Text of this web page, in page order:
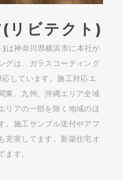
リビテクト)
神奈川県横浜市に本社が
グは、ガラスコーティング
しています。施工対応エ
東、九州、沖縄エリア全域
リアの一部を除く地域のほ
。施工サンプル送付やアフ
充実してます。新築住宅オ
ます。